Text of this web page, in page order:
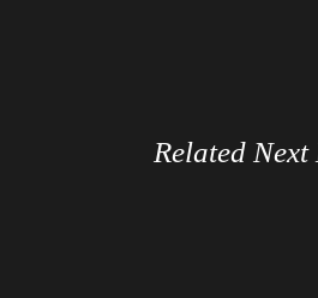
Related Next